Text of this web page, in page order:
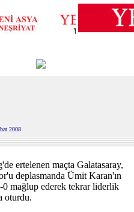
2008
ertelenen maçta Galatasaray,
deplasmanda Ümit Karan'ın
0 mağlup ederek tekrar liderlik
oturdu.